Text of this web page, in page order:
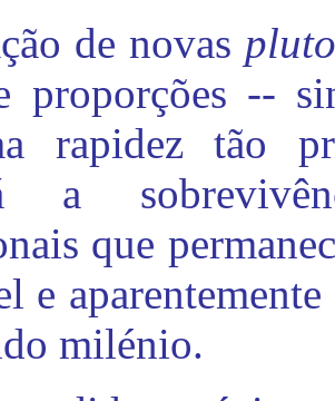
de novas
proporções --
rapidez tão
a
que
e
milénio.